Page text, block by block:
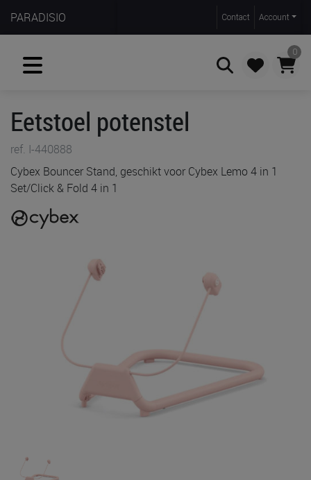
PARADISIO Contact Account
0
Eetstoel potenstel
ref. I-440888
Cybex Bouncer Stand, geschikt voor Cybex Lemo 4 in 1
Set/Click & Fold 4 in 1